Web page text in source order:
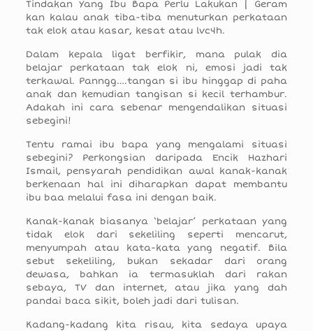
Tindakan Yang Ibu Bapa Perlu Lakukan | Geram
kan kalau anak tiba-tiba menuturkan perkataan
tak elok atau kasar, kesat atau lvc4h.
Dalam kepala ligat berfikir, mana pulak dia
belajar perkataan tak elok ni, emosi jadi tak
terkawal. Panngg….tangan si ibu hinggap di paha
anak dan kemudian tangisan si kecil terhambur.
Adakah ini cara sebenar mengendalikan situasi
sebegini!
Tentu ramai ibu bapa yang mengalami situasi
sebegini? Perkongsian daripada Encik Hazhari
Ismail, pensyarah pendidikan awal kanak-kanak
berkenaan hal ini diharapkan dapat membantu
ibu baa melalui fasa ini dengan baik.
Kanak-kanak biasanya ‘belajar’ perkataan yang
tidak elok dari sekeliling seperti mencarut,
menyumpah atau kata-kata yang negatif. Bila
sebut sekeliling, bukan sekadar dari orang
dewasa, bahkan ia termasuklah dari rakan
sebaya, TV dan internet, atau jika yang dah
pandai baca sikit, boleh jadi dari tulisan.
Kadang-kadang kita risau, kita sedaya upaya